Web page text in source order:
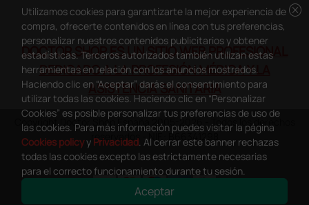
DOCTOR SHOP ES UN SITIO WEB PROFESIONAL
DEDICADO A LA PROFESIÓN MÉDICA Y LA
ASISTENCIA SANITARIA
Copyright Doctor Shop España 2005-2026 - Todos los derechos
reservados - NIF.: B66341298
cancel
Utilizamos cookies para garantizarte la mejor experiencia de
compra, ofrecerte contenidos en línea con tus preferencias,
personalizar nuestros contenidos publicitarios y obtener
estadísticas. Terceros autorizados también utilizan estas
herramientas en relación con los anuncios mostrados.
Haciendo clic en “Aceptar” darás el consentimiento para
utilizar todas las cookies. Haciendo clic en “Personalizar
Cookies” es posible personalizar tus preferencias de uso de
las cookies. Para más información puedes visitar la página
Cookies policyy Privacidad. Al cerrar este banner rechazas
todas las cookies excepto las estrictamente necesarias
para el correcto funcionamiento durante tu sesión.
Aceptar